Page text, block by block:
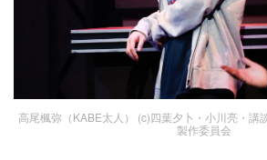
高尾楓弥（KABE太人） (c)四葉夕卜・小川亮・講
製作委員会